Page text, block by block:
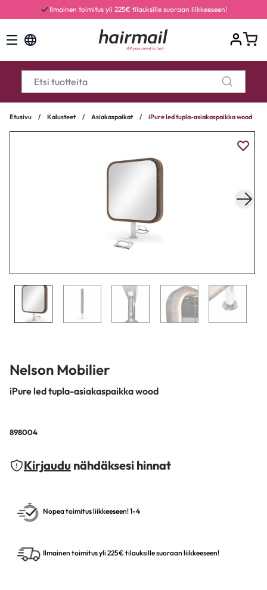
Ilmainen toimitus yli 225€ tilauksille suoraan liikkeeseen!
Etusivu / Kalusteet / Asiakaspaikat / iPure led tupla-asiakaspaikka wood
Nelson Mobilier
iPure led tupla-asiakaspaikka wood
898004
Kirjaudu nähdäksesi hinnat
Nopea toimitus liikkeeseen! 1-4
Ilmainen toimitus yli 225€ tilauksille suoraan liikkeeseen!